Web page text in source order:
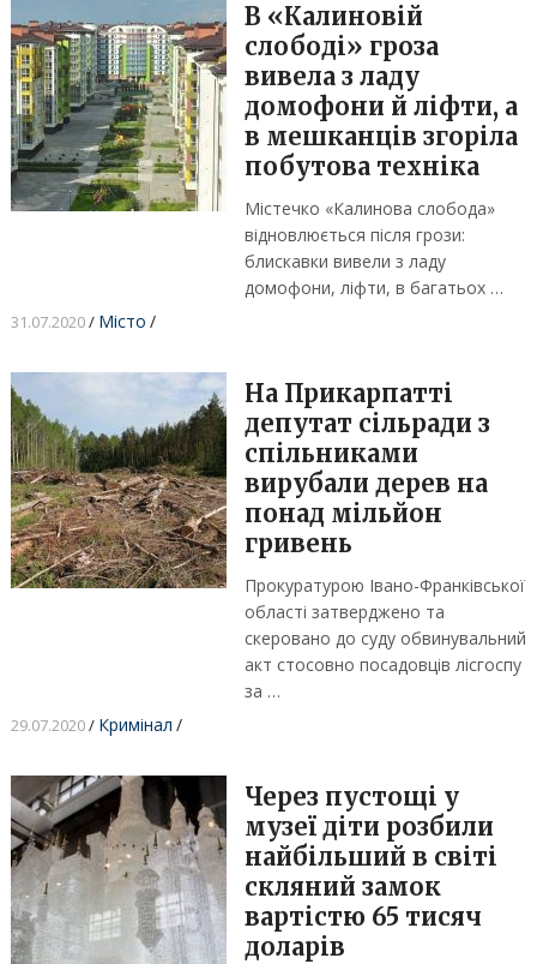
В «Калиновій
слободі» гроза
вивела з ладу
домофони й ліфти, а
в мешканців згоріла
побутова техніка
Містечко «Калинова слобода»
відновлюється після грози:
блискавки вивели з ладу
домофони, ліфти, в багатьох …
31.07.2020/ Місто /
На Прикарпатті
депутат сільради з
спільниками
вирубали дерев на
понад мільйон
гривень
Прокуратурою Івано-Франківської
області затверджено та
скеровано до суду обвинувальний
акт стосовно посадовців лісгоспу
за …
29.07.2020/ Кримінал /
Через пустощі у
музеї діти розбили
найбільший в світі
скляний замок
вартістю 65 тисяч
доларів